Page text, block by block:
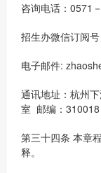
咨询电话：0571
招生办微信订阅
电子邮件:
通讯地址：杭州
室 邮编：310018
第三十四条 本章
释。